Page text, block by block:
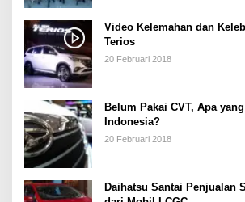
Video Kelemahan dan
Terios
20 Februari 2018
Belum Pakai CVT, Apa
Indonesia?
20 Februari 2018
Daihatsu Santai Penjualan